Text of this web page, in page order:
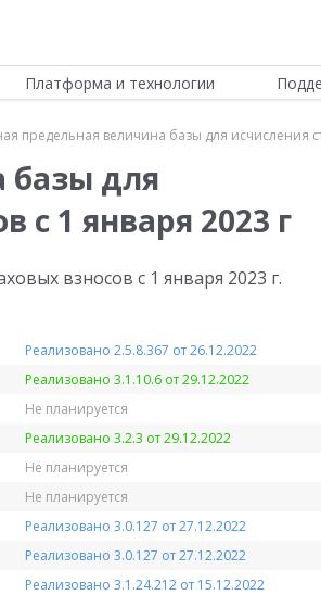
Платформа и технологии
предельная величина базы для исчисления
базы для
с 1 января 2023 г
взносов с 1 января 2023 г.
Реализовано 2.5.8.367 от 26.12.2022
Реализовано 3.1.10.6 от 29.12.2022
Не планируется
Реализовано 3.2.3 от 29.12.2022
Не планируется
Не планируется
Реализовано 3.0.127 от 27.12.2022
Реализовано 3.0.127 от 27.12.2022
Реализовано 3.1.24.212 от 15.12.2022